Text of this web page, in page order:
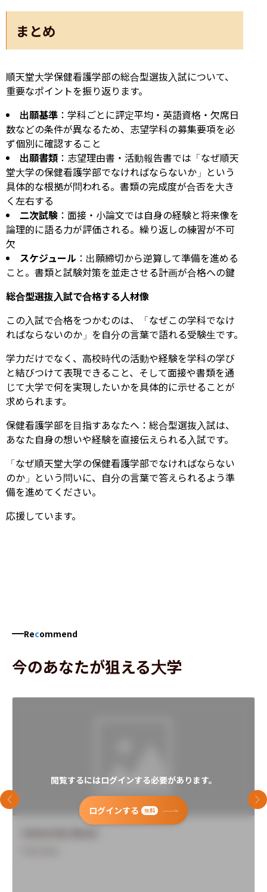
まとめ
順天堂大学保健看護学部の総合型選抜入試について、
重要なポイントを振り返ります。
出願基準 ：学科ごとに評定平均・英語資格・欠席日
数などの条件が異なるため、志望学科の募集要項を必
ず個別に確認すること
出願書類 ：志望理由書・活動報告書では「なぜ順天
堂大学の保健看護学部でなければならないか」という
具体的な根拠が問われる。書類の完成度が合否を大き
く左右する
二次試験 ：面接・小論文では自身の経験と将来像を
論理的に語る力が評価される。繰り返しの練習が不可
欠
スケジュール ：出願締切から逆算して準備を進める
こと。書類と試験対策を並走させる計画が合格への鍵
総合型選抜入試で合格する人材像
この入試で合格をつかむのは、「なぜこの学科でなけ
ればならないのか」を自分の言葉で語れる受験生です。
学力だけでなく、高校時代の活動や経験を学科の学び
と結びつけて表現できること、そして面接や書類を通
じて大学で何を実現したいかを具体的に示せることが
求められます。
保健看護学部を目指すあなたへ：総合型選抜入試は、
あなた自身の想いや経験を直接伝えられる入試です。
「なぜ順天堂大学の保健看護学部でなければならない
のか」という問いに、自分の言葉で答えられるよう準
備を進めてください。
応援しています。
Recommend
今のあなたが狙える大学
閲覧するにはログインする必要があります。
ログインする 無料
前のスライド 次